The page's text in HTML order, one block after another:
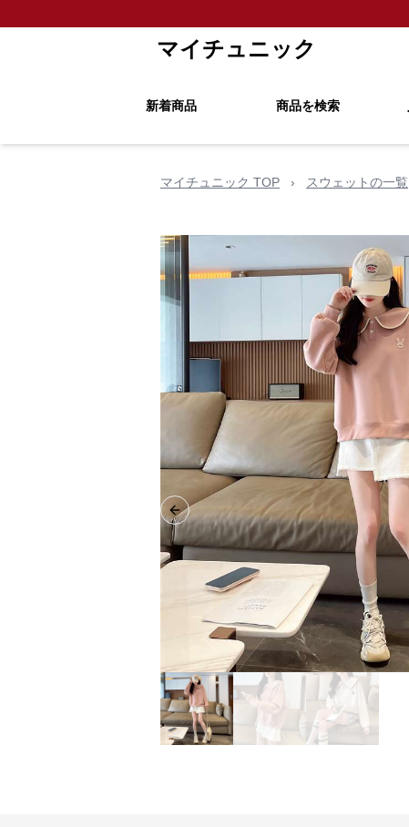
マイチュニック
新着商品 商品を検索
マイチュニック TOP › スウェットの一覧
Previous slide